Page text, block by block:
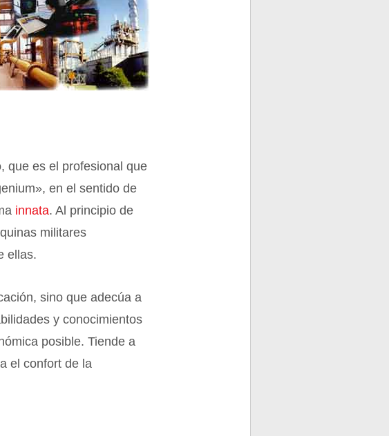
que es el profesional que
en el sentido de
innata. Al principio de
militares
ellas.
sino que adecúa a
y conocimientos
posible. Tiende a
el confort de la